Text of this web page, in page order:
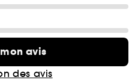
avis
des avis